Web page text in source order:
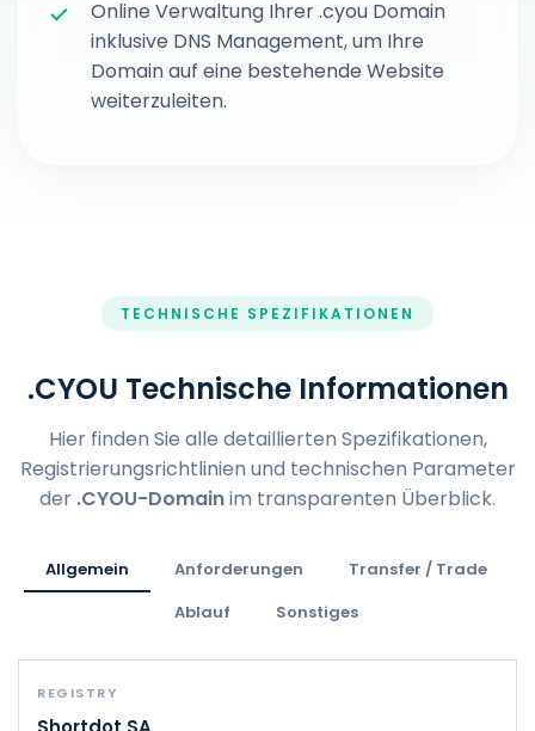
Online Verwaltung Ihrer .cyou Domain
inklusive DNS Management, um Ihre
Domain auf eine bestehende Website
weiterzuleiten.
TECHNISCHE SPEZIFIKATIONEN
.CYOU Technische Informationen
Hier finden Sie alle detaillierten Spezifikationen,
Registrierungsrichtlinien und technischen Parameter
der .CYOU-Domainim transparenten Überblick.
Allgemein Anforderungen
Transfer / Trade
Ablauf
Sonstiges
REGISTRY